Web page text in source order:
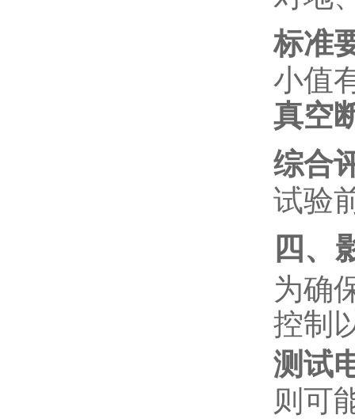
标准
小值
真空
综合
试验
四、
为确
控制
测试
则可